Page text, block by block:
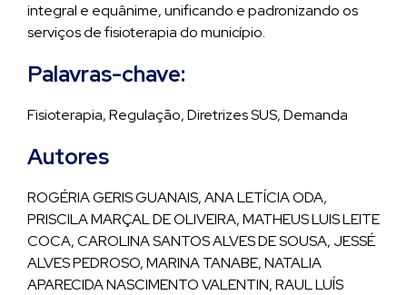
integral e equânime, unificando e padronizando os
serviços de fisioterapia do município.
Palavras-chave:
Fisioterapia, Regulação, Diretrizes SUS, Demanda
Autores
ROGÉRIA GERIS GUANAIS, ANA LETÍCIA ODA,
PRISCILA MARÇAL DE OLIVEIRA, MATHEUS LUIS LEITE
COCA, CAROLINA SANTOS ALVES DE SOUSA, JESSÉ
ALVES PEDROSO, MARINA TANABE, NATALIA
APARECIDA NASCIMENTO VALENTIN, RAUL LUÍS